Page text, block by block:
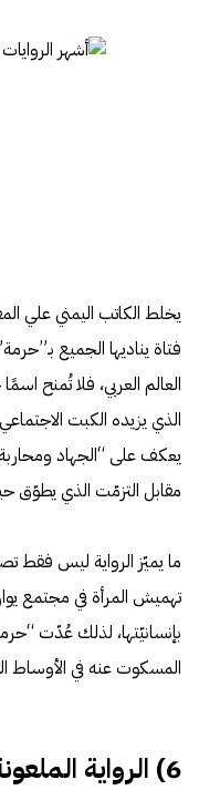
يخلط الكاتب اليمني علي
فتاة يناديها الجميع
العالم العربي، فلا تُمنح
الذي يزيده الكبت
يعكف على “الجهاد ومحاربة
مقابل التزمّت الذي يطوّق
ما يميّز الرواية ليس فقط
تهميش المرأة في مجتمع
بإنسانيّتها، لذلك عُدّت
المسكوت عنه في الأوساط
6) الرواية الملعونة للكاتبة أمل الجراح